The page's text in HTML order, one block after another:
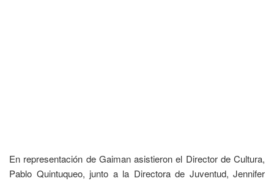
En representación de Gaiman asistieron el Director de Cultura,
Pablo Quintuqueo, junto a la Directora de Juventud, Jennifer